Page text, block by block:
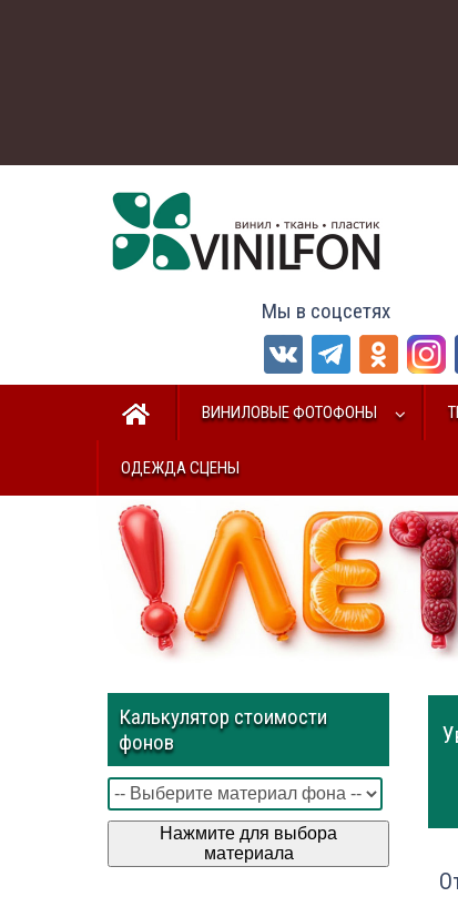
Мы в соцсетях
ВИНИЛОВЫЕ ФОТОФОНЫ
ОДЕЖДА СЦЕНЫ
Калькулятор стоимости
фонов
Нажмите для выбора
материала